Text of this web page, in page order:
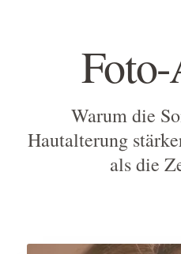
Warum die
Hautalterung
als die